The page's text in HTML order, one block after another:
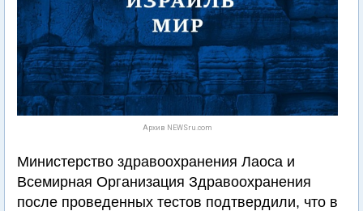
Архив NEWSru.com
Министерство здравоохранения Лаоса и
Всемирная Организация Здравоохранения
после проведенных тестов подтвердили, что в